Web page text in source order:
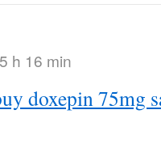
h 16 min
doxepin 75mg